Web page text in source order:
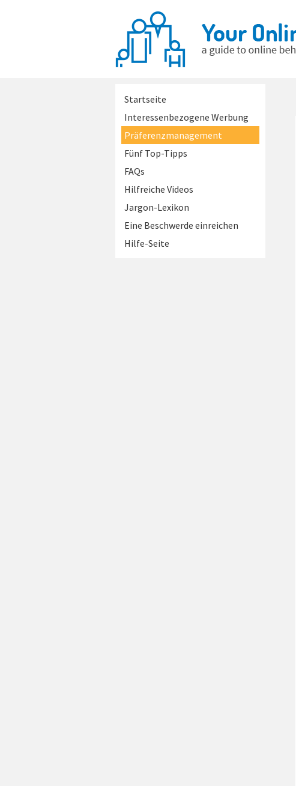
Startseite
Interessenbezogene Werbung
Präferenzmanagement
Fünf Top-Tipps
FAQs
Hilfreiche Videos
Jargon-Lexikon
Eine Beschwerde einreichen
Hilfe-Seite